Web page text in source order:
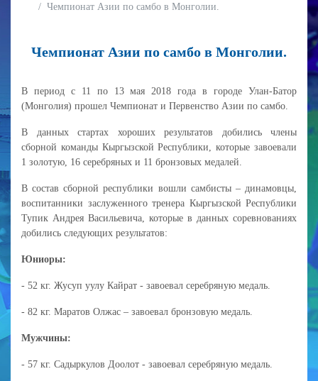
Чемпионат Азии по самбо в Монголии.
Чемпионат Азии по самбо в Монголии.
В период с 11 по 13 мая 2018 года в городе Улан-Батор
(Монголия) прошел Чемпионат и Первенство Азии по самбо.
В данных стартах хороших результатов добились члены
сборной команды Кыргызской Республики, которые завоевали
1 золотую, 16 серебряных и 11 бронзовых медалей.
В состав сборной республики вошли самбисты – динамовцы,
воспитанники заслуженного тренера Кыргызской Республики
Тупик Андрея Васильевича, которые в данных соревнованиях
добились следующих результатов:
Юниоры:
- 52 кг. Жусуп уулу Кайрат - завоевал серебряную медаль.
- 82 кг. Маратов Олжас – завоевал бронзовую медаль.
Мужчины:
- 57 кг. Садыркулов Доолот - завоевал серебряную медаль.